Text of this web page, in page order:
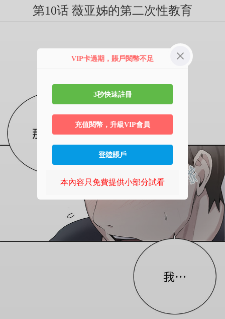
第10话 薇亚姊的第二次性教育
VIP卡過期，賬戶閱幣不足
3秒快速註冊
充值閱幣，升級VIP會員
登陸賬戶
本內容只免費提供小部分試看